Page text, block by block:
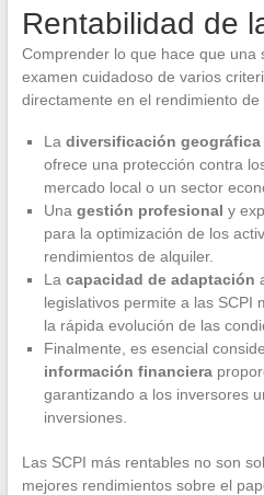
Rentabilidad de
Comprender lo que hace que una
examen cuidadoso de varios
directamente en el rendimiento de
La diversificación geográfica
ofrece una protección contra
mercado local o un sector
Una gestión profesional y
para la optimización de los
rendimientos de alquiler.
La capacidad de adaptación
legislativos permite a las SCPI
la rápida evolución de las
Finalmente, es esencial
información financiera
garantizando a los inversores
inversiones.
Las SCPI más rentables no son
mejores rendimientos sobre el